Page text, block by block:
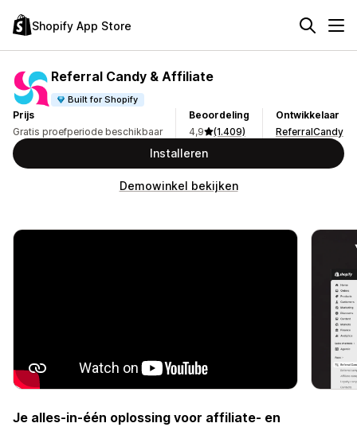
Shopify App Store
Referral Candy & Affiliate
Built for Shopify
Prijs
Gratis proefperiode beschikbaar
Beoordeling
4,9
(1.409)
Ontwikkelaar
ReferralCandy
Installeren
Demowinkel bekijken
Je alles-in-één oplossing voor affiliate- en